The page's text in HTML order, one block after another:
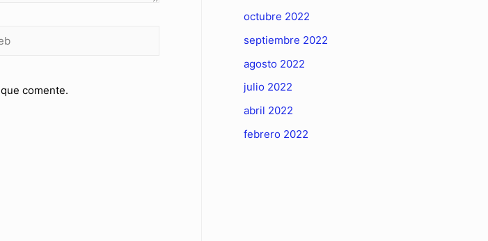
comente.
octubre 2022
septiembre 2022
agosto 2022
julio 2022
abril 2022
febrero 2022